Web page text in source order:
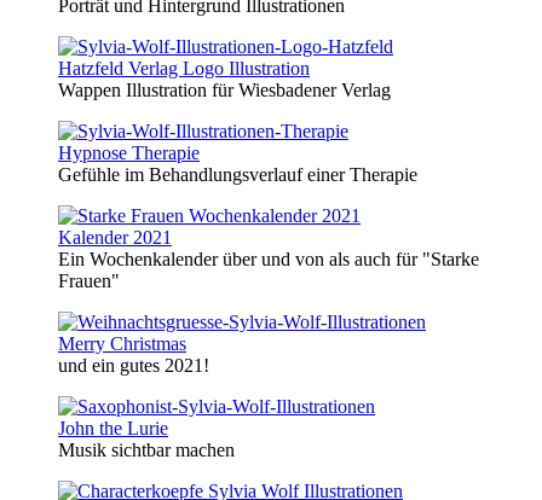
Porträt und Hintergrund Illustrationen
Hatzfeld Verlag Logo Illustration
Wappen Illustration für Wiesbadener Verlag
Hypnose Therapie
Gefühle im Behandlungsverlauf einer Therapie
Kalender 2021
Ein Wochenkalender über und von als auch für "Starke
Frauen"
Merry Christmas
und ein gutes 2021!
John the Lurie
Musik sichtbar machen